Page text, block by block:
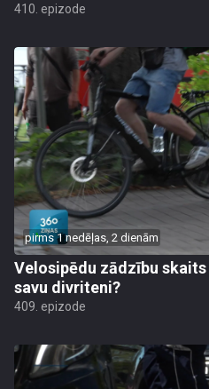
410. epizode
pirms 1 nedēļas, 2 dienām
Velosipēdu zādzību
savu divriteni?
409. epizode